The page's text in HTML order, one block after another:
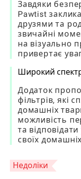
Завдяки
Pawtist
друзями та
звичайні
на візуально
привертає
Широкий
Додаток
фільтрів, які
домашніх
можливість
та
своїх
Недоліки